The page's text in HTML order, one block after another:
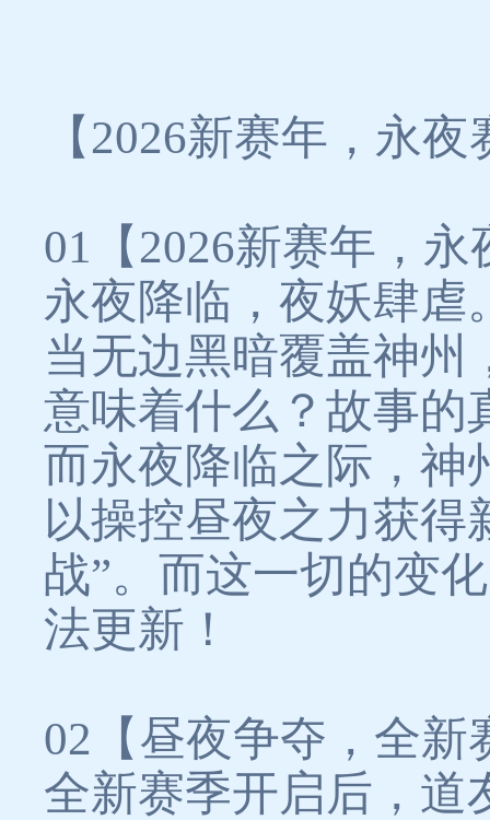
【2026新赛年，永
01【2026新赛年，
永夜降临，夜妖肆虐
当无边黑暗覆盖神州
意味着什么？故事的
而永夜降临之际，神
以操控昼夜之力获得
战”。而这一切的变
法更新！
02【昼夜争夺，全新
全新赛季开启后，道